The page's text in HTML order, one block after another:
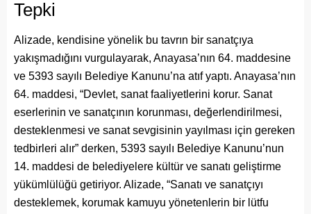
Tepki
Alizade, kendisine yönelik bu tavrın bir sanatçıya
yakışmadığını vurgulayarak, Anayasa’nın 64. maddesine
ve 5393 sayılı Belediye Kanunu’na atıf yaptı. Anayasa’nın
64. maddesi, “Devlet, sanat faaliyetlerini korur. Sanat
eserlerinin ve sanatçının korunması, değerlendirilmesi,
desteklenmesi ve sanat sevgisinin yayılması için gereken
tedbirleri alır” derken, 5393 sayılı Belediye Kanunu’nun
14. maddesi de belediyelere kültür ve sanatı geliştirme
yükümlülüğü getiriyor. Alizade, “Sanatı ve sanatçıyı
desteklemek, korumak kamuyu yönetenlerin bir lütfu